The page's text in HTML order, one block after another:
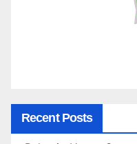
Recent Posts